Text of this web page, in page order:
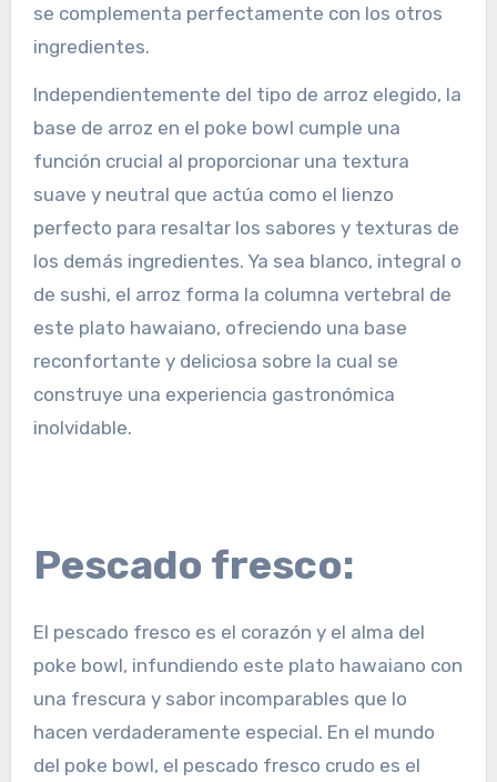
se complementa perfectamente con los otros
ingredientes.
Independientemente del tipo de arroz elegido, la
base de arroz en el poke bowl cumple una
función crucial al proporcionar una textura
suave y neutral que actúa como el lienzo
perfecto para resaltar los sabores y texturas de
los demás ingredientes. Ya sea blanco, integral o
de sushi, el arroz forma la columna vertebral de
este plato hawaiano, ofreciendo una base
reconfortante y deliciosa sobre la cual se
construye una experiencia gastronómica
inolvidable.
Pescado fresco:
El pescado fresco es el corazón y el alma del
poke bowl, infundiendo este plato hawaiano con
una frescura y sabor incomparables que lo
hacen verdaderamente especial. En el mundo
del poke bowl, el pescado fresco crudo es el